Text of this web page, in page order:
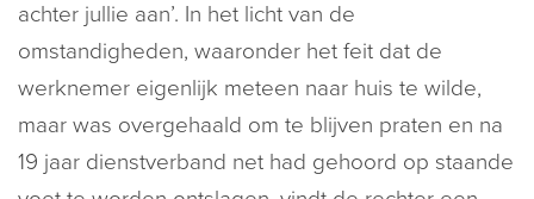
achter jullie aan’. In het licht van de
omstandigheden, waaronder het feit dat de
werknemer eigenlijk meteen naar huis te wilde,
maar was overgehaald om te blijven praten en na
19 jaar dienstverband net had gehoord op staande